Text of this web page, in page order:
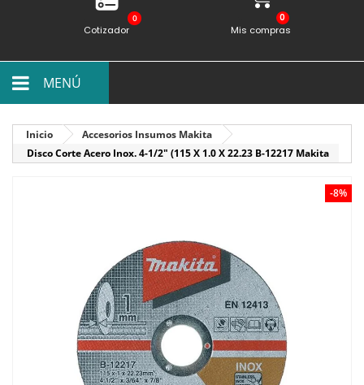
0
Cotizador Mis compras
MENÚ
Inicio
Accesorios Insumos Makita
Disco Corte Acero Inox. 4-1/2" (115 X 1.0 X 22.23 B-12217 Makita
-8%